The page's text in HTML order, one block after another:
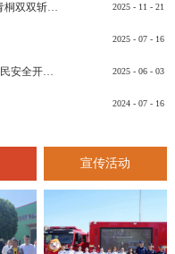
2025 - 11 - 21
荣耀加冕 实力绽放丨政安双雄唐露轩、鞠青桐双双斩获“渝消蓝盾讲师团金牌讲师”比武竞赛决赛大奖
2025 - 07 - 16
2025 - 06 - 03
政安消防丨助力重庆“安全生产月”活动暨全民安全开放日活动
2024 - 07 - 16
宣传活动